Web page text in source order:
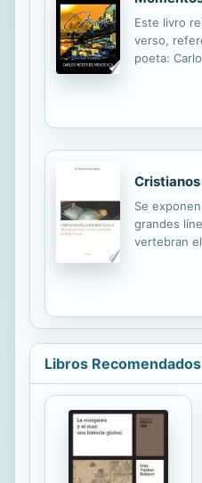
esos días.
Este livro
verso,
poeta:
Se
grandes
vertebran
los
sociedad;
la
cristianos
laica; la
de la
paradigma
mundo; la
feminismo
el
Libros